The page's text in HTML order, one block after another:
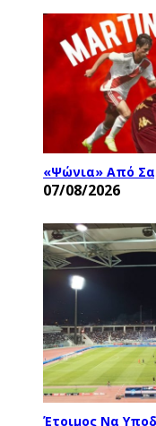
«Ψώνια» Από
07/08/2026
Έτοιμος Να